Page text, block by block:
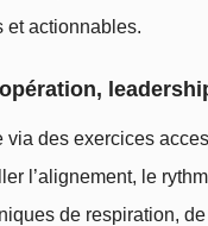
et actionnables.
via des exercices
l’alignement, le
de respiration,